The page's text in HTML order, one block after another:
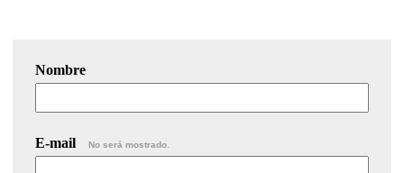
Nombre
E-mail No será mostrado.